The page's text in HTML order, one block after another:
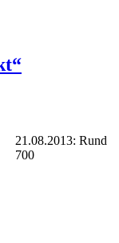
21.08.2013: Rund
700